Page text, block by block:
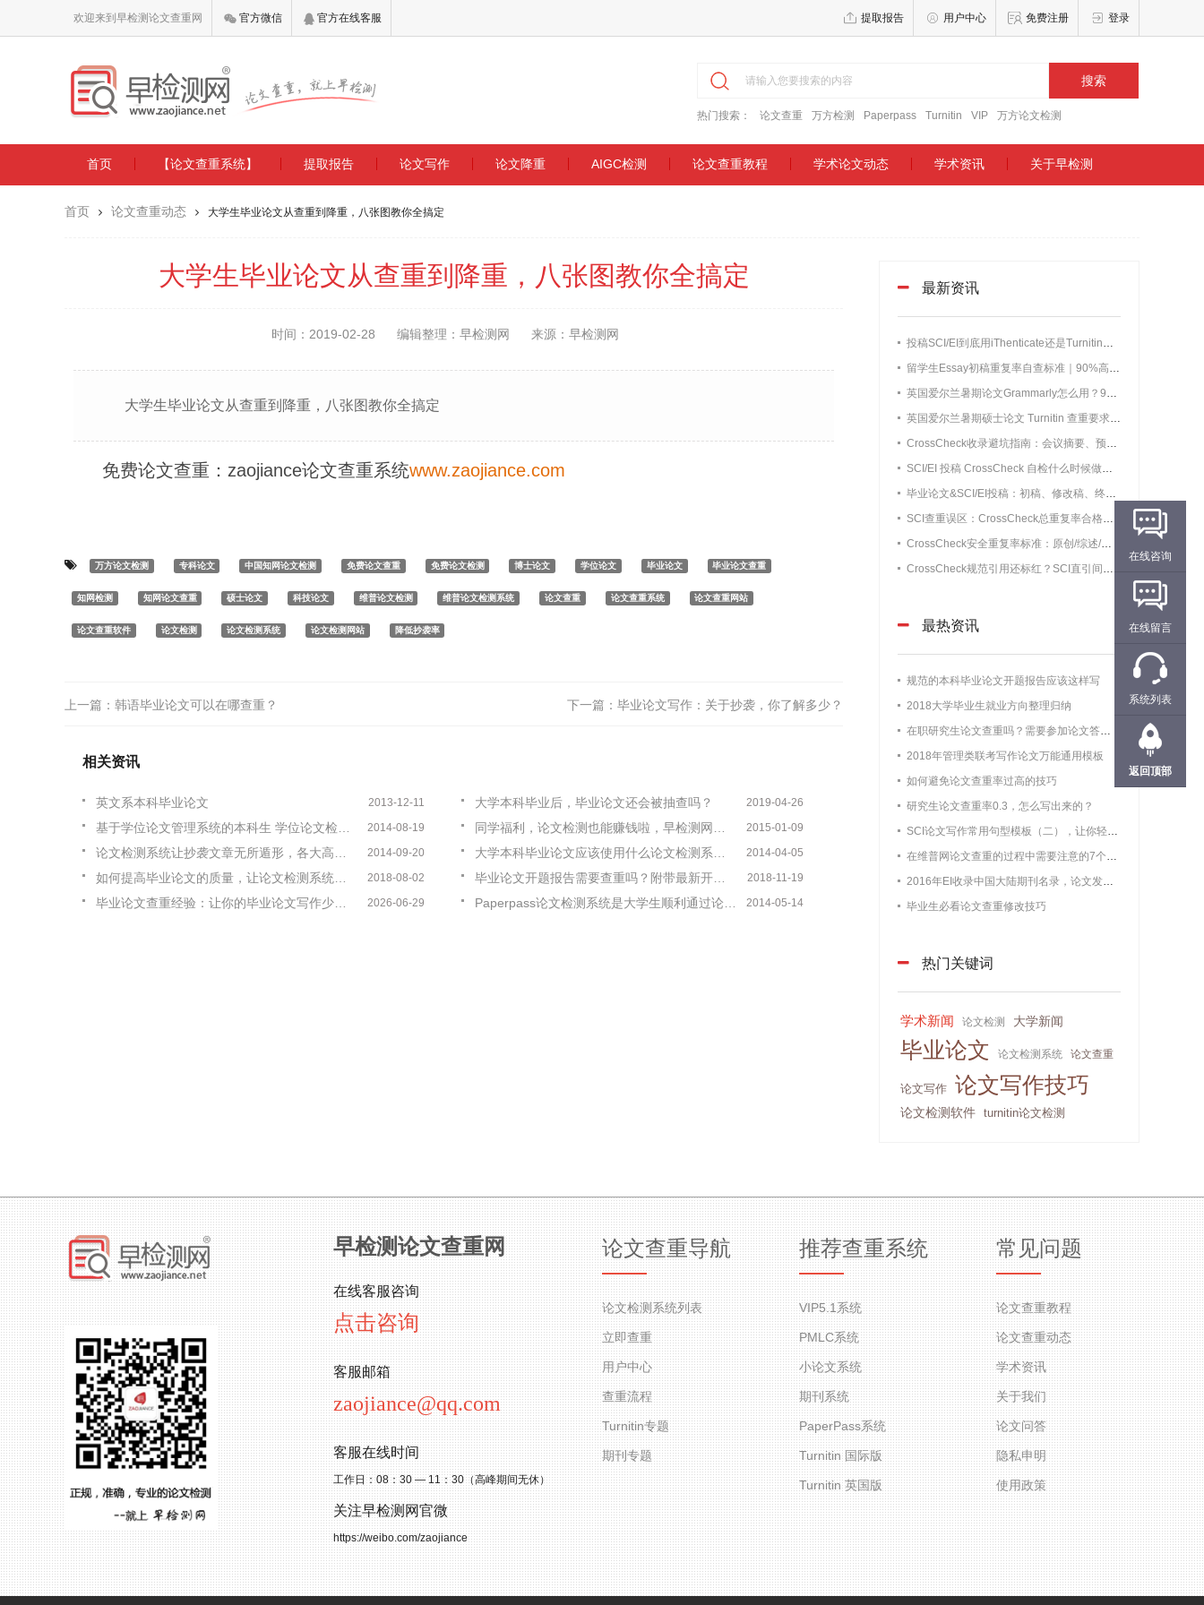
欢迎来到早检测论文查重网 官方微信 官方在线客服 提取报告 用户中心 免费注册 登录
搜索
热门搜索： 论文查重 万方检测 Paperpass Turnitin VIP 万方论文检测
首页 【论文查重系统】 提取报告 论文写作 论文降重 AIGC检测 论文查重教程 学术论文动态 学术资讯 关于早检测
首页 论文查重动态 大学生毕业论文从查重到降重，八张图教你全搞定
大学生毕业论文从查重到降重，八张图教你全搞定
时间：2019-02-28 编辑整理：早检测网 来源：早检测网
大学生毕业论文从查重到降重，八张图教你全搞定
免费论文查重：zaojiance论文查重系统www.zaojiance.com
万方论文检测 专科论文 中国知网论文检测 免费论文查重 免费论文检测 博士论文 学位论文 毕业论文 毕业论文查重
知网检测 知网论文查重 硕士论文 科技论文 维普论文检测 维普论文检测系统 论文查重 论文查重系统 论文查重网站
论文查重软件 论文检测 论文检测系统 论文检测网站 降低抄袭率
上一篇： 韩语毕业论文可以在哪查重？ 下一篇： 毕业论文写作：关于抄袭，你了解多少？
相关资讯
英文系本科毕业论文 2013-12-11 大学本科毕业后，毕业论文还会被抽查吗？ 2019-04-26
2014-08-19 2015-01-09
2014-09-20 2014-04-05
2018-08-02 2018-11-19
2026-06-29 2014-05-14
最新资讯
投稿SCI/EI到底用iThenticate还是Turnitin？两者查重差异实测
留学生Essay初稿重复率自查标准｜90%高频翻车问题+实测数据全解析
英国爱尔兰暑期论文Grammarly怎么用？90%留学生都踩的误区
英国爱尔兰暑期硕士论文 Turnitin 查重要求，附实测重复率数据
CrossCheck收录避坑指南：会议摘要、预印本、知网学位论文要不要改写？
SCI/EI 投稿 CrossCheck 自检什么时候做最合适？实测数据告诉你最佳预检时间
毕业论文&SCI/EI投稿：初稿、修改稿、终稿CrossCheck检测时机详解，别刚写完初稿就花钱查重
SCI查重误区：CrossCheck总重复率合格就稳了？单源高重复照样初审被拒
CrossCheck安全重复率标准：原创/综述/短篇通讯/会议论文阈值（不被编辑退回）
CrossCheck规范引用还标红？SCI直引间接引用无需修改情况详解
最热资讯
规范的本科毕业论文开题报告应该这样写
2018大学毕业生就业方向整理归纳
在职研究生论文查重吗？需要参加论文答辩吗？
2018年管理类联考写作论文万能通用模板
如何避免论文查重率过高的技巧
研究生论文查重率0.3，怎么写出来的？
SCI论文写作常用句型模板（二），让你轻松过查重
在维普网论文查重的过程中需要注意的7个问题【最新版维普论文】
2016年EI收录中国大陆期刊名录，论文发表必备
毕业生必看论文查重修改技巧
热门关键词
学术新闻 论文检测 大学新闻
毕业论文 论文检测系统 论文查重
论文写作 论文写作技巧
论文检测软件 turnitin论文检测
早检测论文查重网
在线客服咨询
点击咨询
客服邮箱
zaojiance@qq.com
客服在线时间
工作日：08：30 — 11：30（高峰期间无休）
关注早检测网官微
https://weibo.com/zaojiance
论文查重导航
论文检测系统列表
立即查重
用户中心
查重流程
Turnitin专题
期刊专题
推荐查重系统
VIP5.1系统
PMLC系统
小论文系统
期刊系统
PaperPass系统
Turnitin 国际版
Turnitin 英国版
常见问题
论文查重教程
论文查重动态
学术资讯
关于我们
论文问答
隐私申明
使用政策
在线咨询
在线留言
系统列表
返回顶部